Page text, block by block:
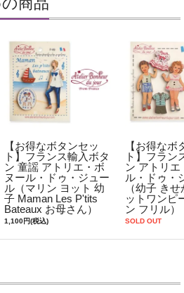
【お得なボタンセッ
ト】フランス輸入ボタ
ン 童謡 アトリエ・ボ
ヌール・ドゥ・ジュー
ル（マリン ヨット 幼
子 Maman Les P'tits
Bateaux お母さん）
1,100円(税込)
【お得なボ
ト】フラン
ン アトリエ
ル・ドゥ・
（幼子 き
ットワンピ
ン フリル）
SOLD OUT